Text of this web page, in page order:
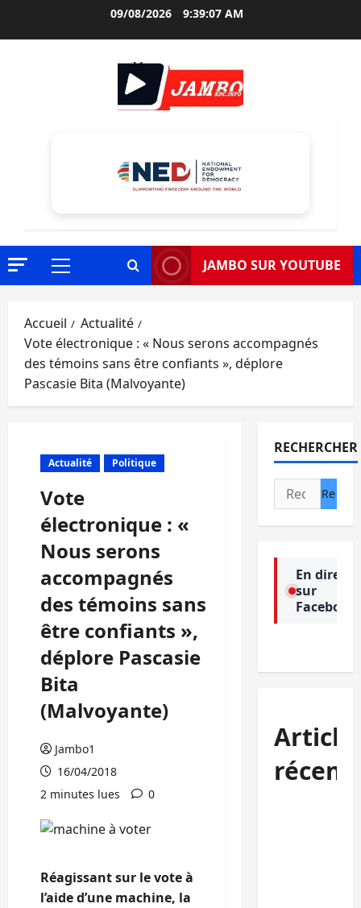
09/08/2026 9:39:08 AM
Menu
JAMBO SUR YOUTUBE
Accueil
Actualité
Vote électronique : « Nous serons accompagnés
des témoins sans être confiants », déplore
Pascasie Bita (Malvoyante)
Actualité Politique
Vote
électronique : «
Nous serons
accompagnés
des témoins sans
être confiants »,
déplore Pascasie
Bita
(Malvoyante)
Jambo1
16/04/2018
2 minutes lues
0
Réagissant sur le vote à
l’aide d’une machine, la
RECHERCHER
Rechercher :
En direct
sur
Facebook